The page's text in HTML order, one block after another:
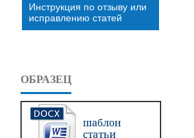
Инструкция по отзыву или
исправлению статей
ОБРАЗЕЦ